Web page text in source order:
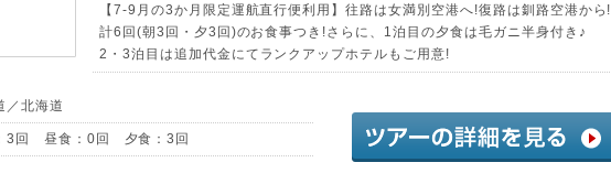
【7-9月の3か月限定運航直行便利用】往路は女満別空港へ!復路は釧路空港から!
計6回(朝3回・夕3回)のお食事つき!さらに、1泊目の夕食は毛ガニ半身付き♪
2・3泊目は追加代金にてランクアップホテルもご用意!
／北海道
3回 昼食：0回 夕食：3回